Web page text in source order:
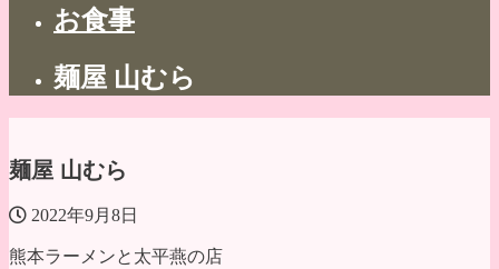
お食事
麺屋 山むら
麺屋 山むら
2022年9月8日
熊本ラーメンと太平燕の店